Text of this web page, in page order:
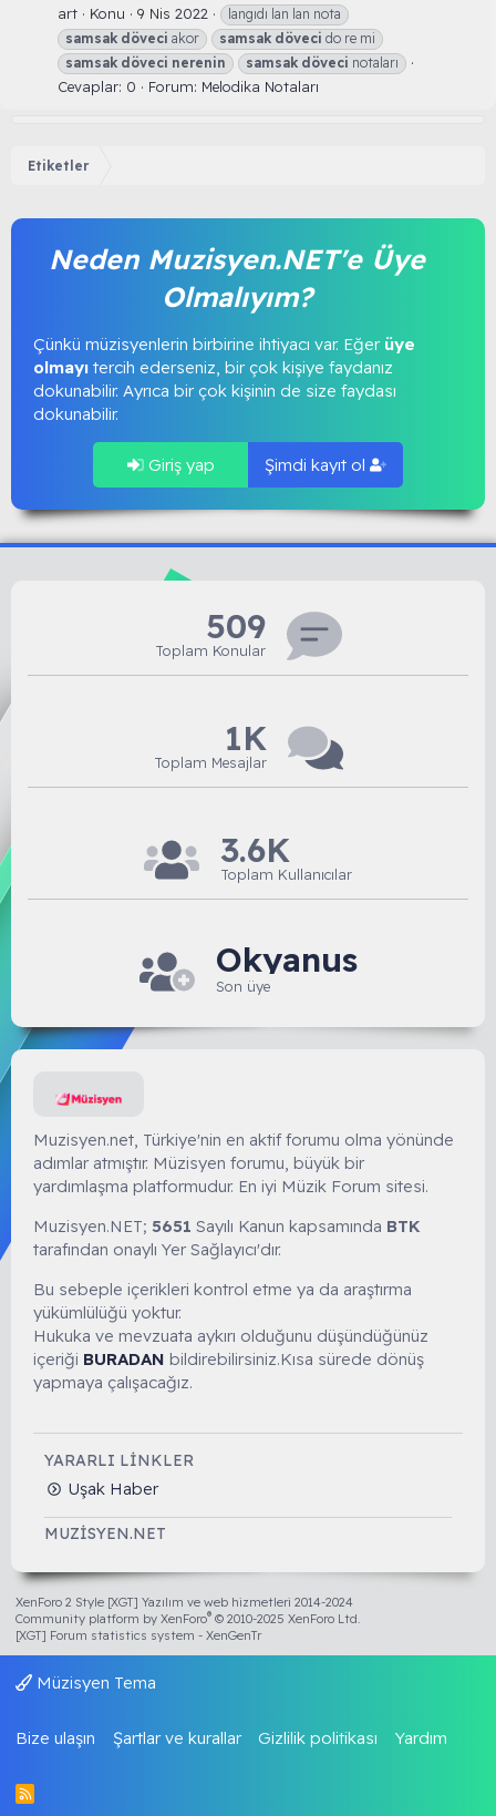
art Konu 9 Nis 2022
langıdı lan lan nota
samsak döveci akor samsak döveci do re mi
samsak döveci nerenin samsak döveci notaları
Cevaplar: 0 Forum: Melodika Notaları
Etiketler
Neden Muzisyen.NET'e Üye
Olmalıyım?
Çünkü müzisyenlerin birbirine ihtiyacı var. Eğer üye
olmayı tercih ederseniz, bir çok kişiye faydanız
dokunabilir. Ayrıca bir çok kişinin de size faydası
dokunabilir.
Giriş yap Şimdi kayıt ol
509
Toplam Konular
1K
Toplam Mesajlar
3.6K
Toplam Kullanıcılar
Okyanus
Son üye
Muzisyen.net, Türkiye'nin en aktif forumu olma yönünde
adımlar atmıştır. Müzisyen forumu, büyük bir
yardımlaşma platformudur. En iyi Müzik Forum sitesi.
Muzisyen.NET; 5651 Sayılı Kanun kapsamında BTK
tarafından onaylı Yer Sağlayıcı'dır.
Bu sebeple içerikleri kontrol etme ya da araştırma
yükümlülüğü yoktur.
Hukuka ve mevzuata aykırı olduğunu düşündüğünüz
içeriği BURADAN bildirebilirsiniz.Kısa sürede dönüş
yapmaya çalışacağız.
YARARLI LINKLER
Uşak Haber
MUZISYEN.NET
XenForo 2 Style [XGT] Yazılım ve web hizmetleri 2014-2024
Community platform by XenForo® © 2010-2025 XenForo Ltd.
[XGT] Forum statistics system - XenGenTr
Müzisyen Tema
Bize ulaşın Şartlar ve kurallar Gizlilik politikası Yardım
R